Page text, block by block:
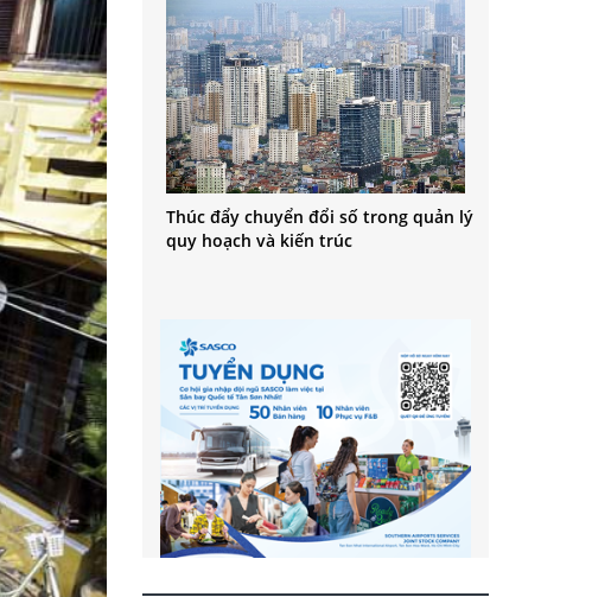
Thúc đẩy chuyển đổi số trong quản lý
quy hoạch và kiến trúc